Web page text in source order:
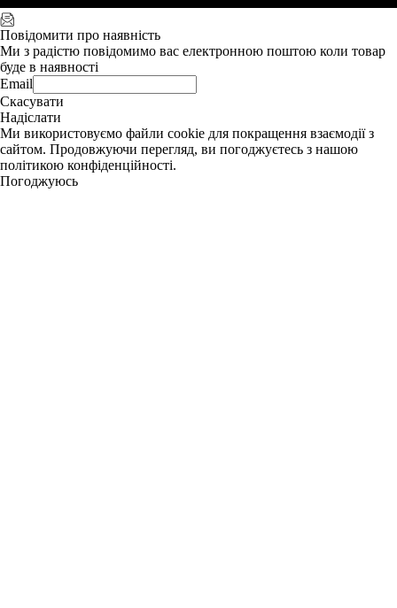
Повідомити про наявність
Ми з радістю повідомимо вас електронною поштою коли товар
буде в наявності
Email
Скасувати
Надіслати
Ми використовуємо файли cookie для покращення взаємодії з
сайтом. Продовжуючи перегляд, ви погоджуєтесь з нашою
політикою конфіденційності.
Погоджуюсь